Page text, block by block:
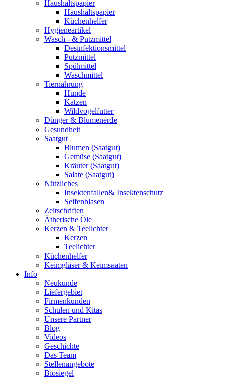
Haushaltspapier
Haushaltspapier
Küchenhelfer
Hygieneartikel
Wasch - & Putzmittel
Desinfektionsmittel
Putzmittel
Spülmittel
Waschmittel
Tiernahrung
Hunde
Katzen
Wildvogelfutter
Dünger & Blumenerde
Gesundheit
Saatgut
Blumen (Saatgut)
Gemüse (Saatgut)
Kräuter (Saatgut)
Salate (Saatgut)
Nützliches
Insektenfallen& Insektenschutz
Seifenblasen
Zeitschriften
Ätherische Öle
Kerzen & Teelichter
Kerzen
Teelichter
Küchenhelfer
Keimgläser & Keimsaaten
Info
Neukunde
Liefergebiet
Firmenkunden
Schulen und Kitas
Unsere Partner
Blog
Videos
Geschichte
Das Team
Stellenangebote
Biosiegel